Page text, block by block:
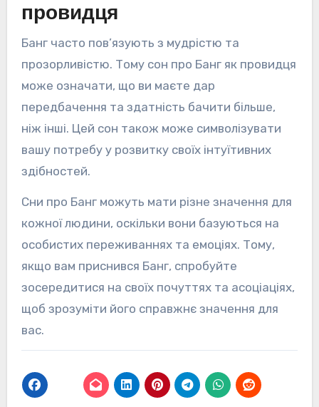
провидця
Банг часто пов’язують з мудрістю та
прозорливістю. Тому сон про Банг як провидця
може означати, що ви маєте дар
передбачення та здатність бачити більше,
ніж інші. Цей сон також може символізувати
вашу потребу у розвитку своїх інтуїтивних
здібностей.
Сни про Банг можуть мати різне значення для
кожної людини, оскільки вони базуються на
особистих переживаннях та емоціях. Тому,
якщо вам приснився Банг, спробуйте
зосередитися на своїх почуттях та асоціаціях,
щоб зрозуміти його справжнє значення для
вас.